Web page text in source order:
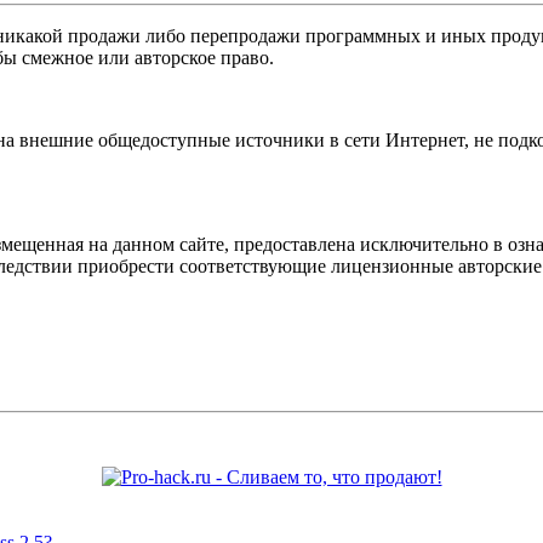
продажи либо перепродажи программных и иных
смежное или авторское право.
внешние общедоступные источники в сети Интернет, не
на данном сайте, предоставлена исключительно в
приобрести соответствующие лицензионные